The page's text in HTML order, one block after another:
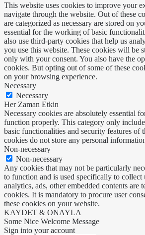
This website uses cookies to improve your
navigate through the website. Out of these
are categorized as necessary are stored on
essential for the working of basic
also use third-party cookies that help us
you use this website. These cookies will be
only with your consent. You also have the
cookies. But opting out of some of these
on your browsing experience.
Necessary
Necessary
Her Zaman Etkin
Necessary cookies are absolutely essential
function properly. This category only
basic functionalities and security features of
cookies do not store any personal
Non-necessary
Non-necessary
Any cookies that may not be particularly
to function and is used specifically to collect
analytics, ads, other embedded contents are
cookies. It is mandatory to procure user
these cookies on your website.
KAYDET & ONAYLA
Some Nice Welcome Message
Sign into your account